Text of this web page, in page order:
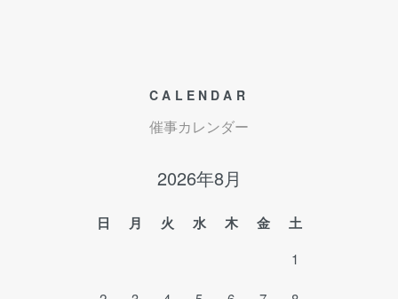
CALENDAR
催事カレンダー
2026年8月
日 月 火 水 木 金 土
1